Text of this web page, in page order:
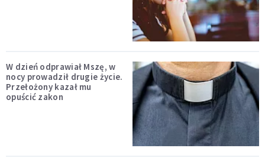
W dzień odprawiał Mszę, w
nocy prowadził drugie życie.
Przełożony kazał mu
opuścić zakon